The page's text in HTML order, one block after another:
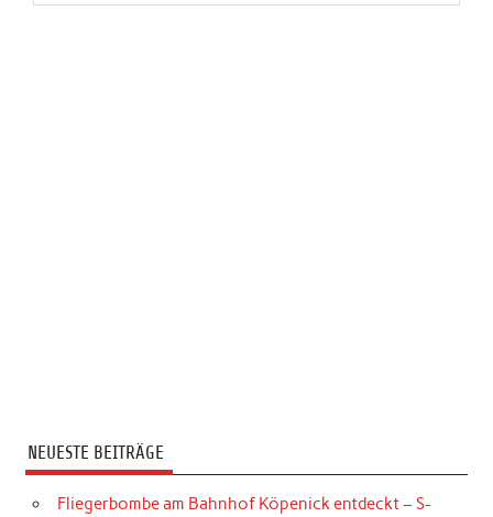
NEUESTE BEITRÄGE
Fliegerbombe am Bahnhof Köpenick entdeckt – S-